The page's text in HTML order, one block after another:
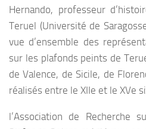
Hernando, professeur
Teruel (Université de
vue d’ensemble des
sur les plafonds peints de
de Valence, de Sicile, de
réalisés entre le XIIe et le XVe
l’Association de Recherche